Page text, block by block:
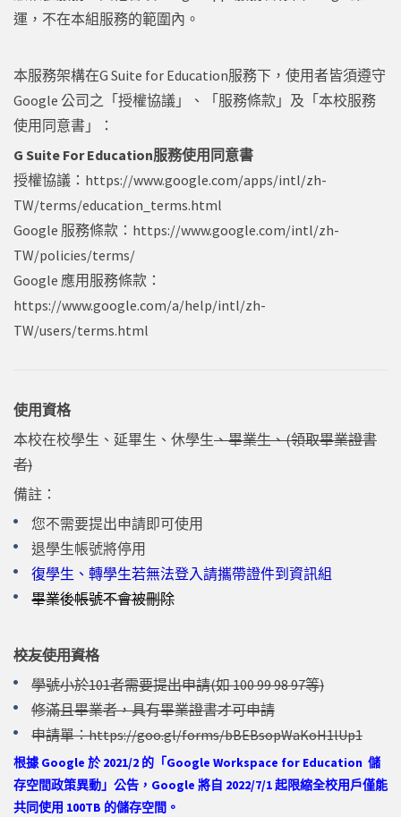
運，不在本組服務的範圍內。
本服務架構在G Suite for Education服務下，使用者皆須遵守
Google 公司之「授權協議」、「服務條款」及「本校服務
使用同意書」：
G Suite For Education服務使用同意書
授權協議： https://www.google.com/apps/intl/zh-
TW/terms/education_terms.html
Google 服務條款： https://www.google.com/intl/zh-
TW/policies/terms/
Google 應用服務條款：
https://www.google.com/a/help/intl/zh-
TW/users/terms.html
使用資格
本校在校學生、延畢生、休學生、畢業生、(領取畢業證書
者)
備註：
您不需要提出申請即可使用
退學生帳號將停用
復學生、轉學生若無法登入請攜帶證件到資訊組
畢業後帳號不會被刪除
校友使用資格
學號小於101者需要提出申請(如 100 99 98 97等)
修滿且畢業者，具有畢業證書才可申請
申請單：https://goo.gl/forms/bBEBsopWaKoH1lUp1
根據 Google 於 2021/2 的「Google Workspace for Education 儲
存空間政策異動」公告，Google 將自 2022/7/1 起限縮全校用戶僅能
共同使用 100TB 的儲存空間。